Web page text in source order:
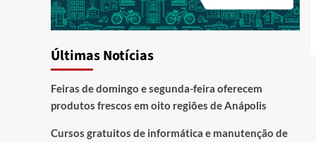
Últimas Notícias
Feiras de domingo e segunda-feira oferecem
produtos frescos em oito regiões de Anápolis
Cursos gratuitos de informática e manutenção de